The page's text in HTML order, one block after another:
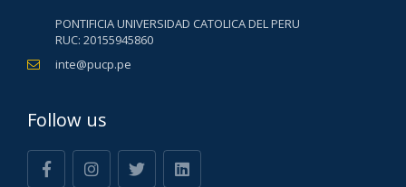
PONTIFICIA UNIVERSIDAD CATOLICA DEL PERU
RUC: 20155945860
inte@pucp.pe
Follow us